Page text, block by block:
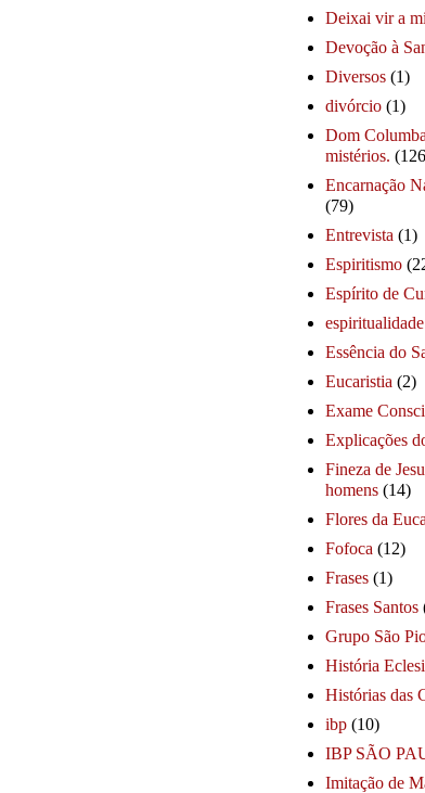
Deixai vir a
Devoção à
Diversos (1)
divórcio (1)
Dom
mistérios.
Encarnação
(79)
Entrevista (1)
Espiritismo
Espírito de
espiritualidade
Essência do
Eucaristia (2)
Exame
Explicações
Fineza de
homens (14)
Flores da
Fofoca (12)
Frases (1)
Frases Santos
Grupo São
História
Histórias das
ibp (10)
IBP SÃO
Imitação de